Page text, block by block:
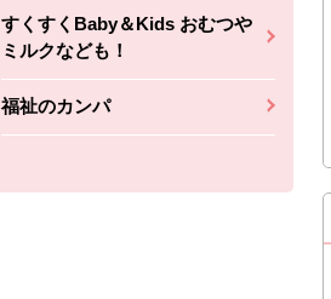
すくすくBaby＆Kids おむつや
ミルクなども！
福祉のカンパ